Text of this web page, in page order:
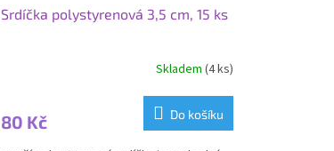
Srdíčka polystyrenová 3,5 cm, 15 ks
Skladem (4 ks)
80 Kč Do košíku